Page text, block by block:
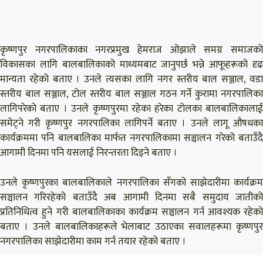
कृष्णपुर नगरपालिकाका नगरप्रमुख हेमराज ओझाले समग्र समाजको
विकासका लागि बालबालिकाको माध्यमबाट जानुपर्छ भन्ने आफूहरूको दृढ
मान्यता रहेको बताए । उनले त्यसका लागि नगर स्तरीय बाल सञ्जाल, वडा
स्तरीय बाल सञ्जाल, टोल स्तरीय बाल सञ्जाल गठन गर्ने कुरामा नगरपालिका
लागिपरेको बताए । उनले कृष्णपुरमा रहेका हरेका टोलका बालबालिकालाई
समेट्ने गरी कृष्णपुर नगरपालिका लागिपर्ने बताए । उनले लागू औषधका
कार्यक्रममा पनि बालबालिका मार्फत नगरपालिकामा सञ्चालन गरेको बताउँदै
आगामी दिनमा पनि यसलाई निरन्तरता दिइने बताए ।
उनले कृष्णपुरका बालबालिकाले नगरपालिका सँगको साझेदारीमा कार्यक्रम
सञ्चालन गरिरहेको बताउँदै अब आगामी दिनमा सबै समुदाय जातीको
प्रतिनिधित्व हुने गरी बालबालिकाका कार्यक्रम सञ्चालन गर्न आवश्यक रहेको
बताए । उनले बालबालिकाहरूले भेलाबाट उठाएका सवालहरूमा कृष्णपुर
नगरपालिका साझेदारीमा काम गर्न तयार रहेको बताए ।